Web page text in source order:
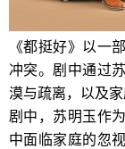
《都挺好》以一
冲突。剧中通过
漠与疏离，以及
剧中，苏明玉作
中面临家庭的忽